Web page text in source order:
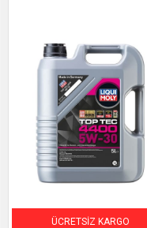
ÜCRETSIZ KARGO